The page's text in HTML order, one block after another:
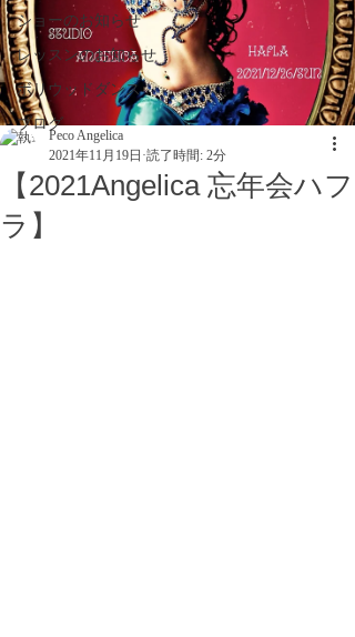
ショーのお知らせ
レッスンのお知らせ
ボリウッドダンス
ブログ
【2021Angelica 忘年会ハフ
ラ】
Peco Angelica
2021年11月19日 読了時間: 2分